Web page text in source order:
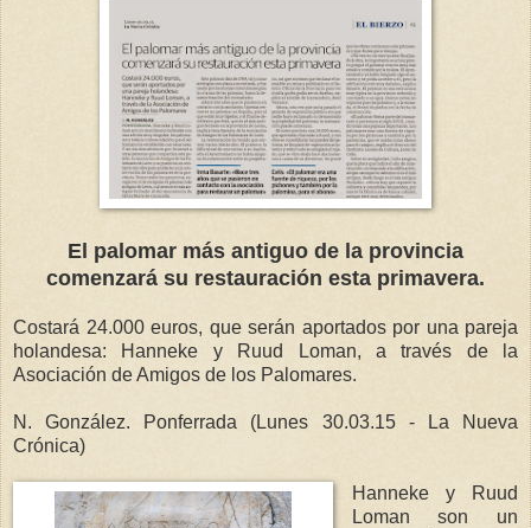
El palomar más antiguo de la provincia
comenzará su restauración esta primavera.
Costará 24.000 euros, que serán aportados por una pareja
holandesa: Hanneke y Ruud Loman, a través de la
Asociación de Amigos de los Palomares.
N. González. Ponferrada (Lunes 30.03.15 - La Nueva
Crónica)
Hanneke y Ruud
Loman son un